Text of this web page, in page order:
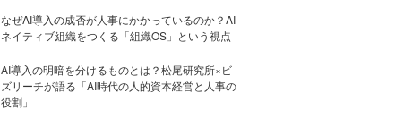
なぜAI導入の成否が人事にかかっているのか？AI
ネイティブ組織をつくる「組織OS」という視点
AI導入の明暗を分けるものとは？松尾研究所×ビ
ズリーチが語る「AI時代の人的資本経営と人事の
役割」